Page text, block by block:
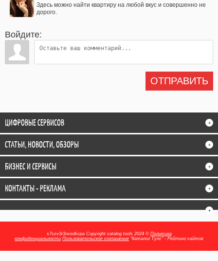
Здесь можно найти квартиру на любой вкус и совершенно не
дорого.
Войдите:
ОТПРАВИТЬ
ЦИФРОВЫЕ СЕРВИСОВ +
СТАТЬИ, НОВОСТИ, ОБЗОРЫ +
БИЗНЕС И СЕРВИСЫ +
КОНТАКТЫ - РЕКЛАМА +
+
s7czv3r3nxedkcpa Copyright catalog tools 2024 © Политика
конфиденциальности Пользовательское соглашение "Каталог Тулс" - Рейтинг сайтов